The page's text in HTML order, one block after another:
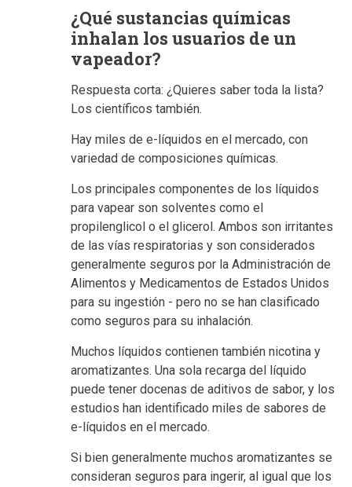
¿Qué sustancias químicas
inhalan los usuarios de un
vapeador?
Respuesta corta: ¿Quieres saber toda la lista?
Los científicos también.
Hay miles de e-líquidos en el mercado, con
variedad de composiciones químicas.
Los principales componentes de los líquidos
para vapear son solventes como el
propilenglicol o el glicerol. Ambos son irritantes
de las vías respiratorias y son considerados
generalmente seguros por la Administración de
Alimentos y Medicamentos de Estados Unidos
para su ingestión - pero no se han clasificado
como seguros para su inhalación.
Muchos líquidos contienen también nicotina y
aromatizantes. Una sola recarga del líquido
puede tener docenas de aditivos de sabor, y los
estudios han identificado miles de sabores de
e-líquidos en el mercado.
Si bien generalmente muchos aromatizantes se
consideran seguros para ingerir, al igual que los